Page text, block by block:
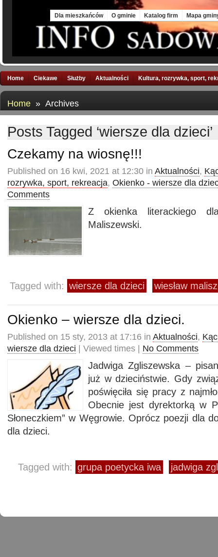
Dla mieszkańców O gminie Katalog firm Mapa
Home Ciekawe Służby Aktualności Kultura, rozrywka, sport,
Home » Archives
Posts Tagged ‘wiersze dla dzieci’
Czekamy na wiosnę!!!
Published on 16 kwi, 2021 at 12:30 in Aktualności,
rozrywka, sport, rekreacja, Okienko - wiersze dla
Comments
Z okienka literackiego
Maliszewski.
Tagged with: wiersze dla dzieci wiesław
Okienko – wiersze dla dzieci.
Published on 15 sty, 2013 at 17:16 in Aktualności,
wiersze dla dzieci | Viewed times | No Comments
Jadwiga Zgliszewska –
już w dzieciństwie. Gdy
poświęciła się pracy z
Obecnie jest dyrektorką w
Słoneczkiem” w Węgrowie. Oprócz poezji dla
dla dzieci.
Tagged with: grupa poetycka iwa jadwiga